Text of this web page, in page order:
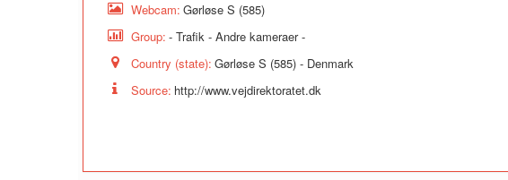
Webcam: Gørløse S (585)
Group: - Trafik - Andre kameraer -
Country (state): Gørløse S (585) - Denmark
Source: http://www.vejdirektoratet.dk